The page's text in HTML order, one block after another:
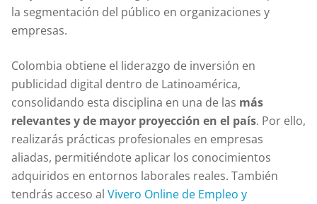
la segmentación del público en organizaciones y
empresas.
Colombia obtiene el liderazgo de inversión en
publicidad digital dentro de Latinoamérica,
consolidando esta disciplina en una de las más
relevantes y de mayor proyección en el país. Por ello,
realizarás prácticas profesionales en empresas
aliadas, permitiéndote aplicar los conocimientos
adquiridos en entornos laborales reales. También
tendrás acceso al Vivero Online de Empleo y